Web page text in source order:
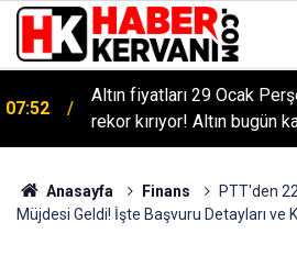
07:52
Altın fiyatları 29 Ocak
rekor kırıyor! Altın bugün
Anasayfa Finans
PTT'den
Müjdesi Geldi! İşte Başvuru Detayları ve